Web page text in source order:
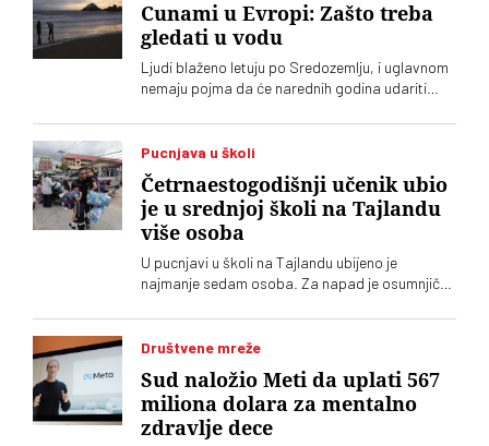
Cunami u Evropi: Zašto treba
gledati u vodu
Ljudi blaženo letuju po Sredozemlju, i uglavnom
nemaju pojma da će narednih godina udariti
životom
Pucnjava u školi
Četrnaestogodišnji učenik ubio
je u srednjoj školi na Tajlandu
više osoba
U pucnjavi u školi na Tajlandu ubijeno je
najmanje sedam osoba. Za napad je osumnjičen
Društvene mreže
Sud naložio Meti da uplati 567
miliona dolara za mentalno
zdravlje dece